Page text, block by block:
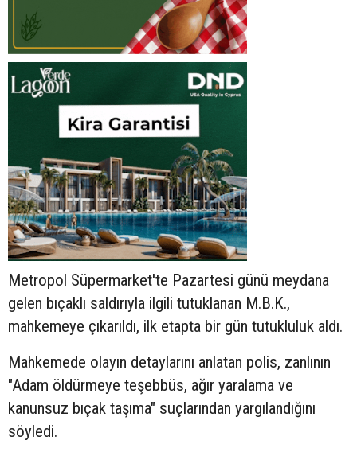
Metropol Süpermarket'te Pazartesi günü meydana
gelen bıçaklı saldırıyla ilgili tutuklanan M.B.K.,
mahkemeye çıkarıldı, ilk etapta bir gün tutukluluk aldı.
Mahkemede olayın detaylarını anlatan polis, zanlının
"Adam öldürmeye teşebbüs, ağır yaralama ve
kanunsuz bıçak taşıma" suçlarından yargılandığını
söyledi.